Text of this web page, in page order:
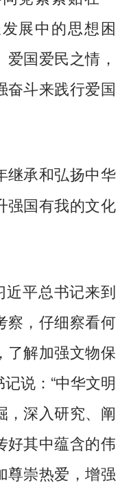
展中的思想困
国爱民之情，
奋斗来践行爱国
承和弘扬中华
强国有我的文化
平总书记来到
察，仔细察看何
了解加强文物保
说：“中华文明
，深入研究、阐
好其中蕴含的伟
尊崇热爱，增强